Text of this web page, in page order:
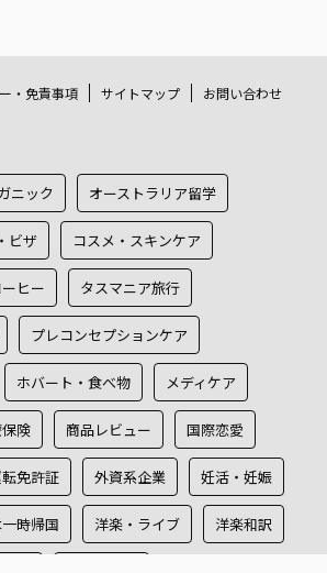
・免責事項 サイトマップ お問い合わせ
ニック オーストラリア留学
ビザ コスメ・スキンケア
ーヒー タスマニア旅行
プレコンセプションケア
ホバート・食べ物 メディケア
険 商品レビュー 国際恋愛
免許証 外資系企業 妊活・妊娠
時帰国 洋楽・ライブ 洋楽和訳